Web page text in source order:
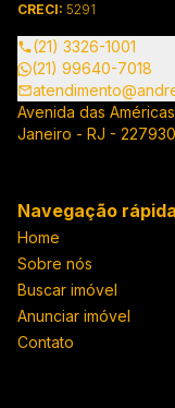
CRECI: 5291
(21) 3326-1001
(21) 99640-7018
Avenida das
Janeiro - RJ -
Navegação rápida
Home
Sobre nós
Buscar imóvel
Anunciar imóvel
Contato